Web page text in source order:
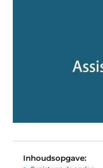
Inhoudsopgave: